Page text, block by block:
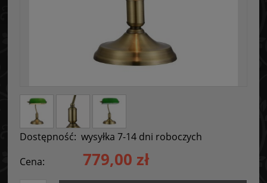
Dostępność: wysyłka 7-14 dni roboczych
Cena:
779,00 zł